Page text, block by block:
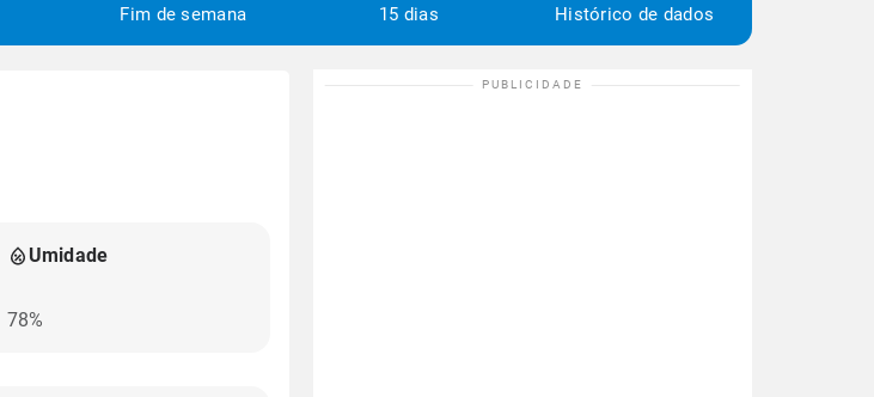
Fim de semana 15 dias Histórico de dados
Umidade
78%